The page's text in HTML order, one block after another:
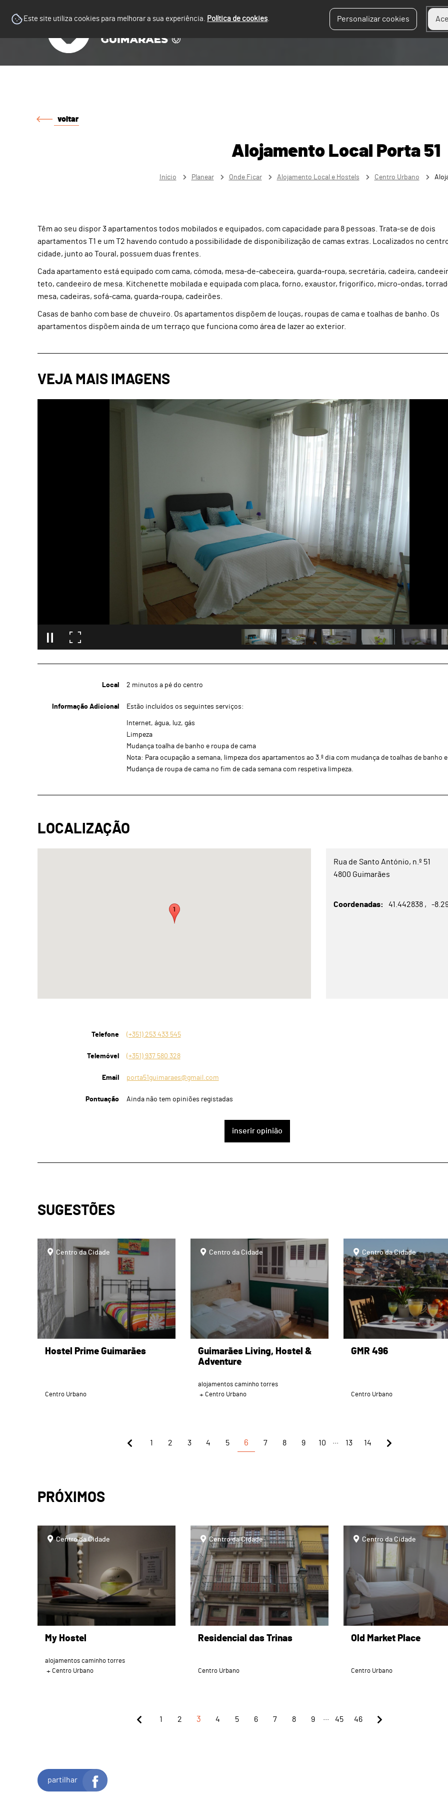
Este site utiliza cookies para melhorar a sua experiência. Política de cookies. Personalizar cookies
voltar
Alojamento Local Porta 51
Início Planear Onde Ficar Alojamento Local e Hostels Centro Urbano
Têm ao seu dispor 3 apartamentos todos mobilados e equipados, com capacidade para 8 pessoas. Trata-se de dois
apartamentos T1 e um T2 havendo contudo a possibilidade de disponibilização de camas extras. Localizados no
cidade, junto ao Toural, possuem duas frentes.
Cada apartamento está equipado com cama, cómoda, mesa-de-cabeceira, guarda-roupa, secretária, cadeira,
teto, candeeiro de mesa. Kitchenette mobilada e equipada com placa, forno, exaustor, frigorífico, micro-ondas,
mesa, cadeiras, sofá-cama, guarda-roupa, cadeirões.
Casas de banho com base de chuveiro. Os apartamentos dispõem de louças, roupas de cama e toalhas de banho. Os
apartamentos dispõem ainda de um terraço que funciona como área de lazer ao exterior.
Local 2 minutos a pé do centro
Informação Adicional Estão incluídos os seguintes serviços:
Internet, água, luz, gás
Limpeza
Mudança toalha de banho e roupa de cama
Nota: Para ocupação a semana, limpeza dos apartamentos ao 3.º dia com mudança de toalhas de banho
Mudança de roupa de cama no fim de cada semana com respetiva limpeza.
Rua de Santo António, n.º 51
4800 Guimarães
Coordenadas 41.442838 -
Telefone (+351) 253 433 545
Telemóvel (+351) 937 580 328
Email porta51guimaraes@gmail.com
Pontuação Ainda não tem opiniões registadas
inserir opinião
SUGESTÕES
pageCentro da Cidade
Hostel Prime Guimarães
Centro Urbano
pageCentro da Cidade
Guimarães Living, Hostel &
Adventure
alojamentos caminho torres
Centro Urbano
pageCentro da Cidade
GMR 496
Centro Urbano
1 2 3 4 5 6 7 8 9 10 13 14
PRÓXIMOS
pageCentro da Cidade
My Hostel
alojamentos caminho torres
Centro Urbano
pageCentro da Cidade
Residencial das Trinas
Centro Urbano
pageCentro da Cidade
Old Market Place
Centro Urbano
1 2 3 4 5 6 7 8 9 45 46
partilhar